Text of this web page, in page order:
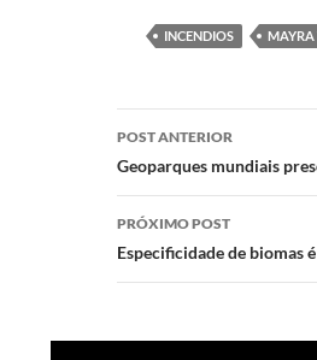
to
d
o
n
e
b
o
k
at
s
A
p
INCENDIOS MAYRA
Navegação
de
posts
POST ANTERIOR
Geoparques mundiais
PRÓXIMO POST
Especificidade de biomas